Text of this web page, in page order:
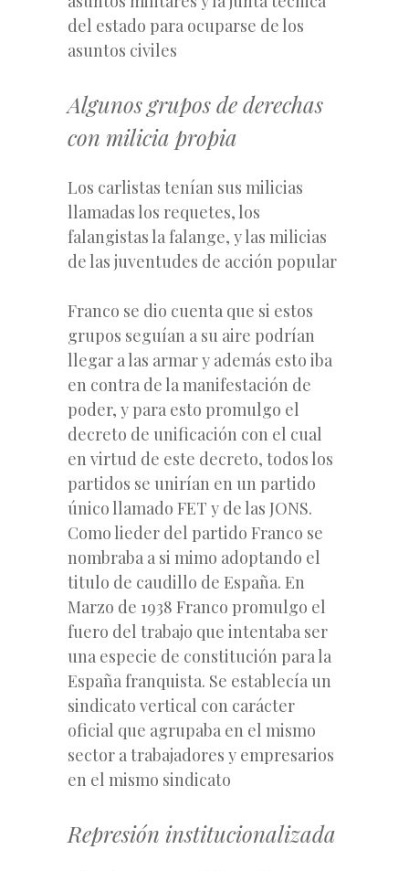
del estado para ocuparse de los
asuntos civiles
Algunos grupos de derechas
con milicia propia
Los carlistas tenían sus milicias
llamadas los requetes, los
falangistas la falange, y las milicias
de las juventudes de acción popular
Franco se dio cuenta que si estos
grupos seguían a su aire podrían
llegar a las armar y además esto iba
en contra de la manifestación de
poder, y para esto promulgo el
decreto de unificación con el cual
en virtud de este decreto, todos los
partidos se unirían en un partido
único llamado FET y de las JONS.
Como lieder del partido Franco se
nombraba a si mimo adoptando el
titulo de caudillo de España. En
Marzo de 1938 Franco promulgo el
fuero del trabajo que intentaba ser
una especie de constitución para la
España franquista. Se establecía un
sindicato vertical con carácter
oficial que agrupaba en el mismo
sector a trabajadores y empresarios
en el mismo sindicato
Represión institucionalizada